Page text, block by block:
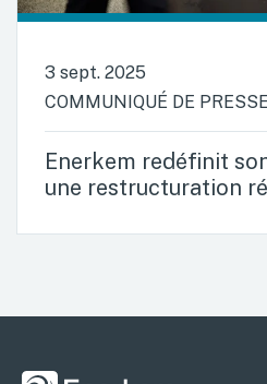
3 sept. 2025
COMMUNIQUÉ DE PRESSE
Enerkem redéfinit
une restructuration